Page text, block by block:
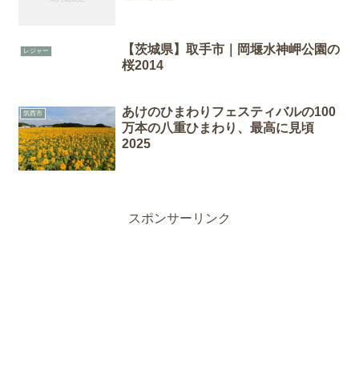
レジャー
【茨城県】取手市｜岡堰水神岬公園の
桜2014
筑西市
あけのひまわりフェスティバルの100
万本の八重ひまわり、最高に見頃
2025
スポンサーリンク